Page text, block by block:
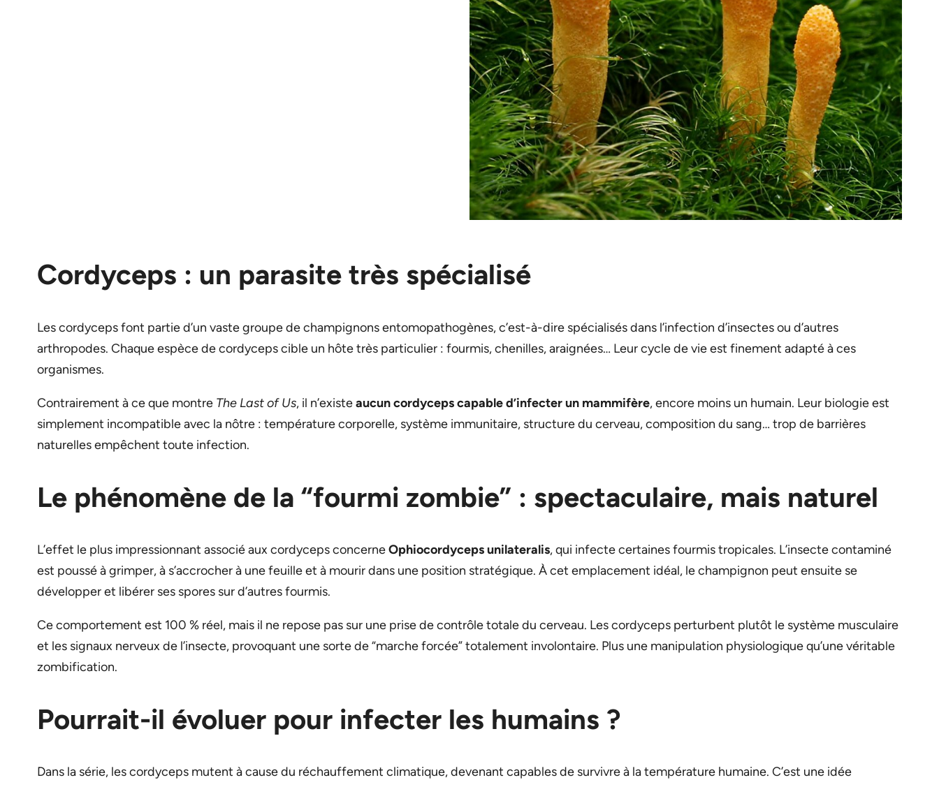
Cordyceps : un parasite très spécialisé
Les cordyceps font partie d’un vaste groupe de champignons entomopathogènes, c’est-à-dire spécialisés dans l’infection d’insectes ou d’autres
arthropodes. Chaque espèce de cordyceps cible un hôte très particulier : fourmis, chenilles, araignées… Leur cycle de vie est finement adapté à ces
organismes.
Contrairement à ce que montre The Last of Us, il n’existeaucun cordyceps capable d’infecter un mammifère, encore moins un humain. Leur biologie est
simplement incompatible avec la nôtre : température corporelle, système immunitaire, structure du cerveau, composition du sang… trop de barrières
naturelles empêchent toute infection.
Le phénomène de la “fourmi zombie” : spectaculaire, mais naturel
L’effet le plus impressionnant associé aux cordyceps concerneOphiocordyceps unilateralis, qui infecte certaines fourmis tropicales. L’insecte contaminé
est poussé à grimper, à s’accrocher à une feuille et à mourir dans une position stratégique. À cet emplacement idéal, le champignon peut ensuite se
développer et libérer ses spores sur d’autres fourmis.
Ce comportement est 100 % réel, mais il ne repose pas sur une prise de contrôle totale du cerveau. Les cordyceps perturbent plutôt le système musculaire
et les signaux nerveux de l’insecte, provoquant une sorte de “marche forcée” totalement involontaire. Plus une manipulation physiologique qu’une véritable
zombification.
Pourrait-il évoluer pour infecter les humains ?
Dans la série, les cordyceps mutent à cause du réchauffement climatique, devenant capables de survivre à la température humaine. C’est une idée